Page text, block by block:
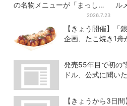
の名物メニューが「まっし
ろ」に…期間限定の2品が登場
2026.7.23
ル
の
【きょう開催】「
企画、たこ焼き1舟
発売55年目で初の
ドル、公式に聞い
【きょうから3日